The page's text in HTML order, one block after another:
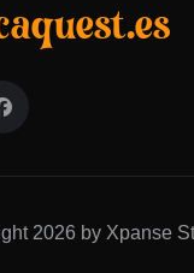
2026 by Xpanse